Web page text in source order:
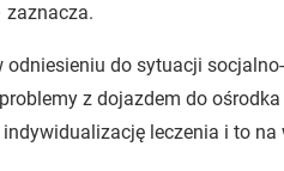
zaznacza.
odniesieniu do sytuacji
z dojazdem do
leczenia i to na